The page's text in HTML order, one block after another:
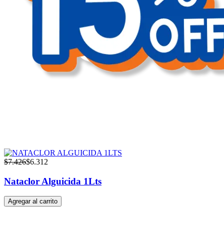
$7.426$6.312
Nataclor Alguicida 1Lts
Agregar al carrito